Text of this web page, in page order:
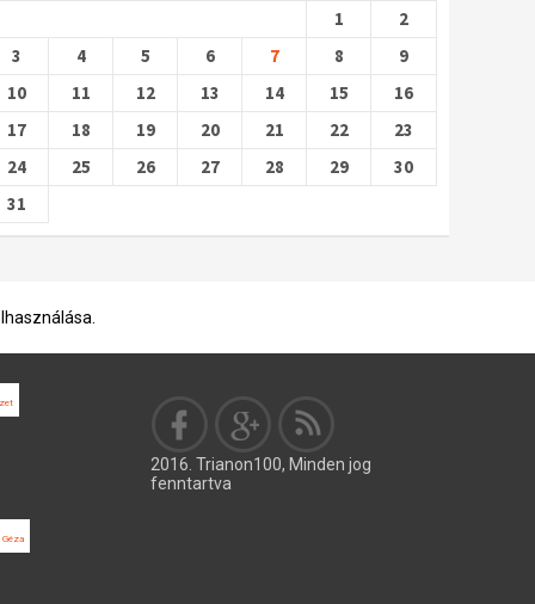
1
2
3
4 5 6 7 8
9
10
11 12 13 14 15
16
17
18 19 20 21 22
23
24
25 26 27 28 29
30
31
2016. Trianon100, Minden jog
fenntartva